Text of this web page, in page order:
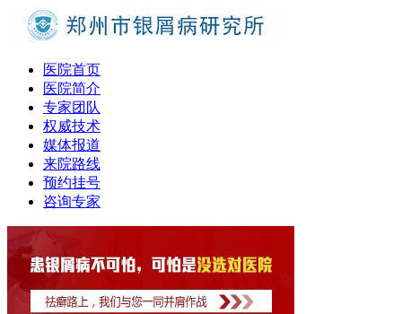
医院首页
医院简介
专家团队
权威技术
媒体报道
来院路线
预约挂号
咨询专家